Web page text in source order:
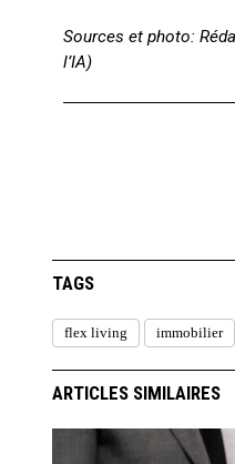
Sources et photo:
l’IA)
TAGS
flex living immobilier
ARTICLES SIMILAIRES